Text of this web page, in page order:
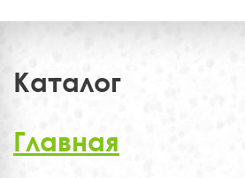
Каталог
Главная